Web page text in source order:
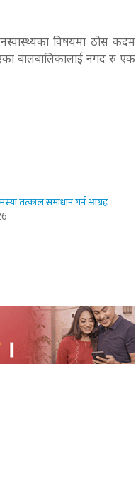
विषयमा ठोस कदम
बालबालिकालाई नगद रु एक
तत्काल समाधान गर्न आग्रह